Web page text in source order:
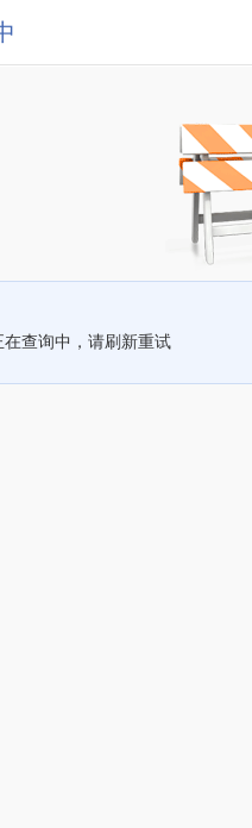
在查询中，请刷新重试